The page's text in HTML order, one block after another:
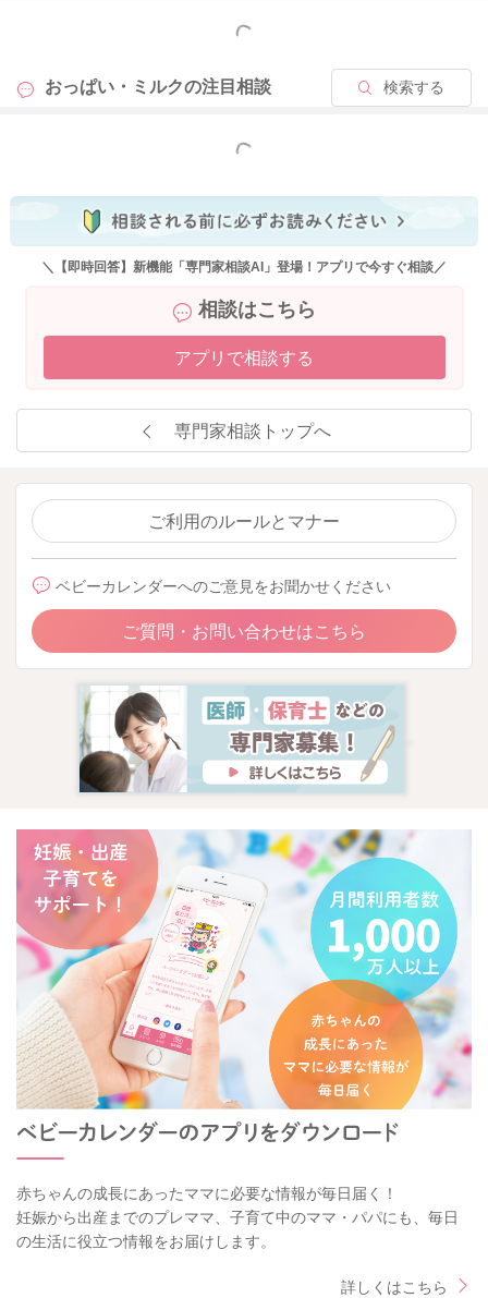
同じようなお悩みをお持ちの方が相談を簡単に検索できること
により、お悩みの解決に繋がる可能性がございます。大変お手
もっと見る
おっぱい・ミルクの注目相談 検索する
もっと見る
＼【即時回答】新機能「専門家相談AI」登場！アプリで今すぐ相談／
相談はこちら
アプリで相談する
専門家相談トップへ
ご利用のルールとマナー
ベビーカレンダーへのご意見をお聞かせください
ご質問・お問い合わせはこちら
赤ちゃんの成長にあったママに必要な情報が毎日届く！
妊娠から出産までのプレママ、子育て中のママ・パパにも、毎日
の生活に役立つ情報をお届けします。
詳しくはこちら